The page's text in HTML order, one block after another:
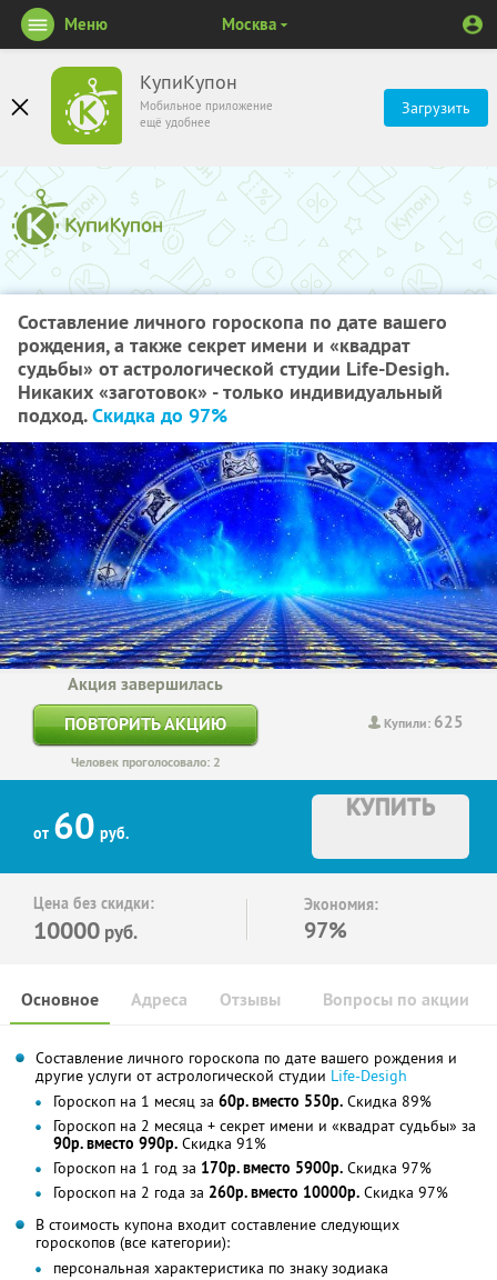
КупиКупон
Мобильное приложение
ещё удобнее
Загрузить
Меню Москва
Составление личного гороскопа по дате вашего
рождения, а также секрет имени и «квадрат
судьбы» от астрологической студии Life-Desigh.
Никаких «заготовок» - только индивидуальный
подход.Скидка до 97%
Купили: 625
Акция завершилась
ПОВТОРИТЬ АКЦИЮ
Человек проголосовало: 2
от 60 руб.
КУПИТЬ
Цена без скидки:
10000 руб.
Экономия:
97%
Основное Отзывы Вопросы по акции
Адреса
Составление личного гороскопа по дате вашего рождения и
другие услуги от астрологической студии Life-Desigh
Гороскоп на 1 месяц за 60р. вместо 550р. Скидка 89%
Гороскоп на 2 месяца + секрет имени и «квадрат судьбы» за
90р. вместо 990р. Скидка 91%
Гороскоп на 1 год за 170р. вместо 5900р. Скидка 97%
Гороскоп на 2 года за 260р. вместо 10000р. Скидка 97%
В стоимость купона входит составление следующих
гороскопов (все категории):
персональная характеристика по знаку зодиака